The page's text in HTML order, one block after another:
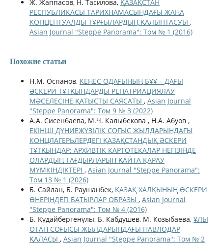
Ж. Жаппасов, Н. Тасилова, ҚАЗАҚСТАН
РЕСПУБЛИКАСЫ ТАРИХНАМАСЫНДАҒЫ ЖАҢА
КОНЦЕПТУАЛДЫ ТҰРҒЫЛАРДЫҢ ҚАЛЫПТАСУЫ ,
Asian Journal "Steppe Panorama": Том № 1 (2016)
Похожие статьи
Н.М. Оспанов, КЕҢЕС ОДАҒЫНЫҢ БҰҰ – ДАҒЫ
ӘСКЕРИ ТҰТҚЫНДАРДЫ РЕПАТРИАЦИЯЛАУ
МӘСЕЛЕСІНЕ ҚАТЫСТЫ САЯСАТЫ , Asian Journal
"Steppe Panorama": Том 9 № 3 (2022)
А.А. Сисенбаева, М.Ч. Калыбекова , Н.А. Абуов ,
ЕКІНШІ ДҮНИЕЖҮЗІЛІК СОҒЫС ЖЫЛДАРЫНДАҒЫ
КОНЦЛАГЕРЬЛЕРДЕГІ ҚАЗАҚСТАНДЫҚ ӘСКЕРИ
ТҰТҚЫНДАР: АРХИВТІК КАРТОТЕКАЛАР НЕГІЗІНДЕ
ОЛАРДЫҢ ТАҒДЫРЛАРЫН ҚАЙТА ҚАРАУ
МҮМКІНДІКТЕРІ , Asian Journal "Steppe Panorama":
Том 13 № 1 (2026)
Б. Сайлан, Б. Раушанбек, ҚАЗАҚ ХАЛҚЫНЫҢ ƏСКЕРИ
ӨНЕРІНДЕГІ БАТЫРЛАР ОБРАЗЫ , Asian Journal
"Steppe Panorama": Том № 4 (2016)
Б. Құдайбергенұлы, Б. Кабдушев, М. Козыбаева, ҰЛЫ
ОТАН СОҒЫСЫ ЖЫЛДАРЫНДАҒЫ ПАВЛОДАР
ҚАЛАСЫ , Asian Journal "Steppe Panorama": Том № 2